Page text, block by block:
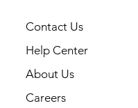
Contact Us
Help Center
About Us
Careers